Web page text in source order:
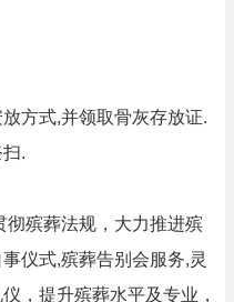
方式,并领取骨灰存放证.
.
彻殡葬法规，大力推进殡
仪式,殡葬告别会服务,灵
，提升殡葬水平及专业，